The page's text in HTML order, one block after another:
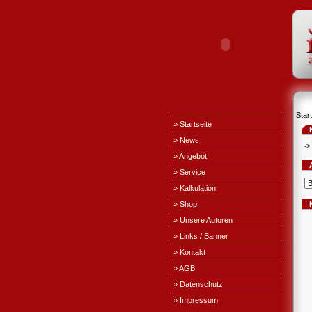
» Startseite
» News
» Angebot
» Service
» Kalkulation
» Shop
» Unsere Autoren
» Links / Banner
» Kontakt
» AGB
» Datenschutz
» Impressum
->